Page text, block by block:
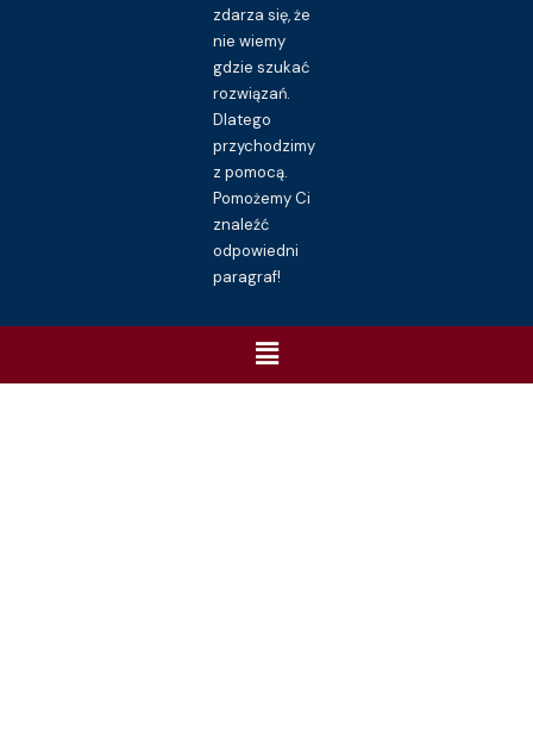
zdarza się, że
nie wiemy
gdzie szukać
rozwiązań.
Dlatego
przychodzimy
z pomocą.
Pomożemy Ci
znaleźć
odpowiedni
paragraf!
Menu